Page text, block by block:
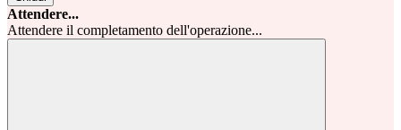
Attendere...
Attendere il completamento dell'operazione...